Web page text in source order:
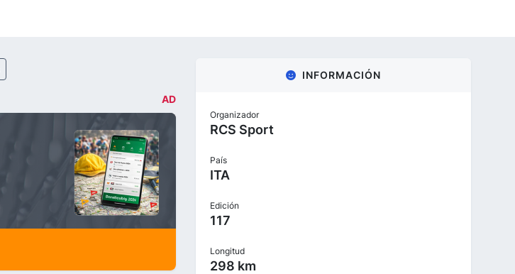
AD
INFORMACIÓN
Organizador
RCS Sport
País
ITA
Edición
117
Longitud
298 km